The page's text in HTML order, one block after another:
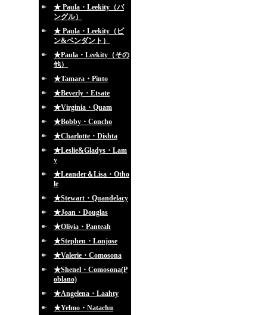
★ Paula・Leekity（バ
ングル）
★ Paula・Leekity（ピ
ン&ペンダント）
★Paula・Leekity（その
他）
★Tamara・Pinto
★Beverly・Etsate
★Virginia・Quam
★Bobby・Concho
★Charlotte・Dishta
★Leslie&Gladys・Lam
y
★Leander＆Lisa・Otho
le
★Stewart・Quandelacy
★Joan・Douglas
★Olivia・Panteah
★Stephen・Lonjose
★Valerie・Comosona
★Shenel・Comosona(P
oblano)
★Angelena・Laahty
★Yelmo・Natachu